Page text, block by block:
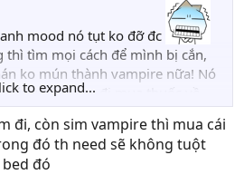
mood nó tụt ko đỡ đc
tìm mọi cách để mình bị cắn,
ko mún thành vampire nữa! Nó
sáng hôm sau đi mua thuốc về
to expand...
đi, còn sim vampire thì mua cái
đó th need sẽ không tuột
đó